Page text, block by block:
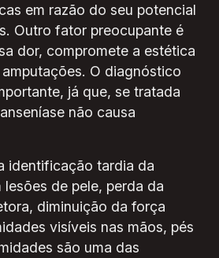
em razão do seu potencial
Outro fator preocupante é
dor, compromete a estética
O diagnóstico
já que, se tratada
não causa
identificação tardia da
de pele, perda da
diminuição da força
visíveis nas mãos, pés
são uma das